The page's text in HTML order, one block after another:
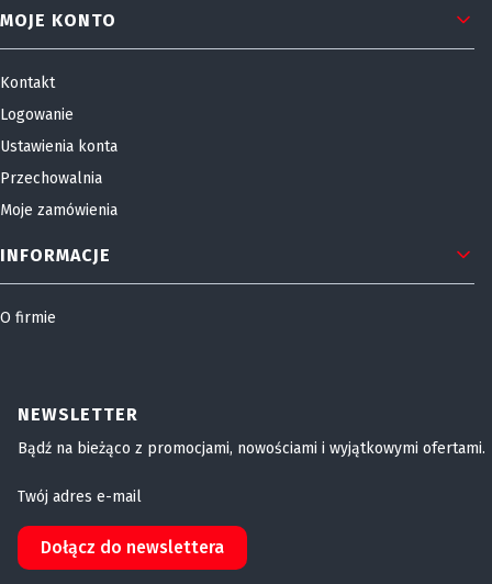
MOJE KONTO
Kontakt
Logowanie
Ustawienia konta
Przechowalnia
Moje zamówienia
INFORMACJE
O firmie
NEWSLETTER
Bądź na bieżąco z promocjami, nowościami i wyjątkowymi ofertami.
Twój adres e-mail
Dołącz do newslettera